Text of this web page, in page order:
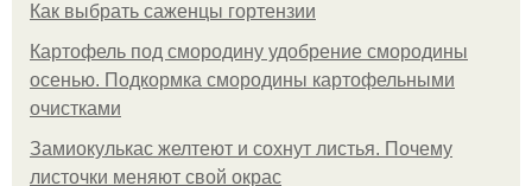
Как выбрать саженцы гортензии
Картофель под смородину удобрение смородины
осенью. Подкормка смородины картофельными
очистками
Замиокулькас желтеют и сохнут листья. Почему
листочки меняют свой окрас